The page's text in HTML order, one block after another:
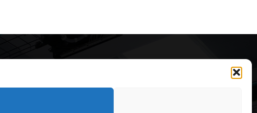
Cele mai impresionante cabane